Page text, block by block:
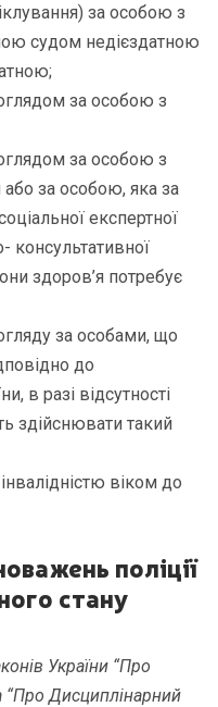
за особою з
судом недієздатною
за особою з
за особою з
або за особою, яка за
експертної
консультативної
здоров’я потребує
за особами, що
до
в разі відсутності
здійснювати такий
віком до
поліції
стану
України “Про
“Про Дисциплінарний